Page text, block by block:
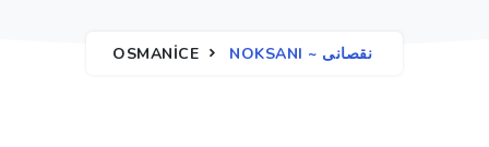
OSMANICE NOKSANI ~ نقصانی